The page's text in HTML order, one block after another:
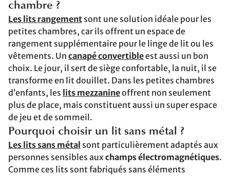
chambre ?
Les lits rangement sont une solution idéale pour les
petites chambres, car ils offrent un espace de
rangement supplémentaire pour le linge de lit ou les
vêtements. Un canapé convertibleest aussi un bon
choix. Le jour, il sert de siège confortable, la nuit, il se
transforme en lit douillet. Dans les petites chambres
d’enfants, les lits mezzanineoffrent non seulement
plus de place, mais constituent aussi un super espace
de jeu et de sommeil.
Pourquoi choisir un lit sans métal ?
Les lits sans métal sont particulièrement adaptés aux
personnes sensibles auxchamps électromagnétiques.
Comme ces lits sont fabriqués sans éléments